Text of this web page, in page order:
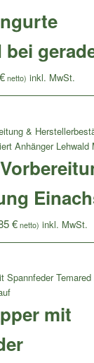
bei
€netto)
€netto)
mit